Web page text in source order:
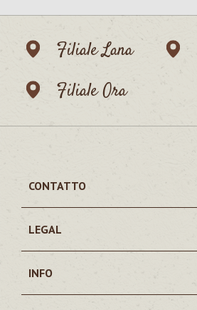
Filiale Lana
Filiale Ora
CONTATTO
LEGAL
INFO